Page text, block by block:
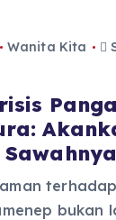
Wanita Kita
bukan